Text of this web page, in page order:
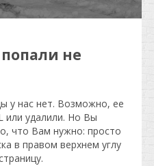
не
у нас нет. Возможно, ее
или удалили. Но Вы
что Вам нужно: просто
в правом верхнем углу